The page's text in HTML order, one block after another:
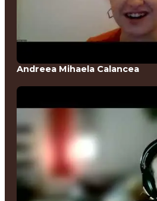
Andreea Mihaela Calancea